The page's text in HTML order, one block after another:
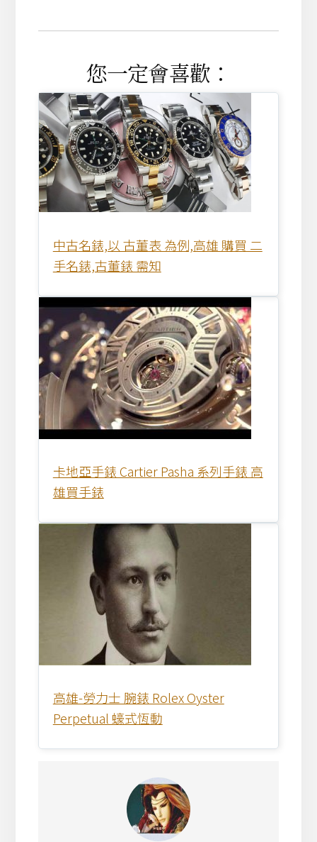
您一定會喜歡：
中古名錶,以 古董表 為例,高雄 購買 二
手名錶,古董錶 需知
卡地亞手錶 Cartier Pasha 系列手錶 高
雄買手錶
高雄-勞力士 腕錶 Rolex Oyster
Perpetual 蠔式恆動